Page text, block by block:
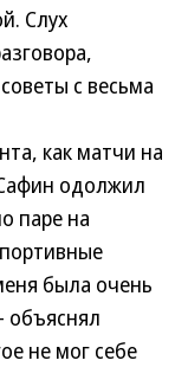
Слух
с весьма
как матчи на
одолжил
паре на
была очень
объяснял
не мог себе